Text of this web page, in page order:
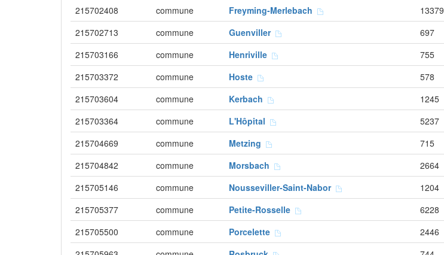
215702408
commune Freyming-Merlebach
13379
215702713
commune Guenviller
697
215703166
commune Henriville
755
215703372
commune Hoste
578
215703604
commune Kerbach
1245
215703364
commune L'Hôpital
5237
215704669
commune Metzing
715
215704842
commune Morsbach
2664
215705146
commune Nousseviller-Saint-Nabor
1204
215705377
commune Petite-Rosselle
6228
215705500
commune Porcelette
2446